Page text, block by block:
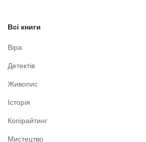
Всі книги
Віра
Детектів
Живопис
Історія
Копірайтинг
Мистецтво